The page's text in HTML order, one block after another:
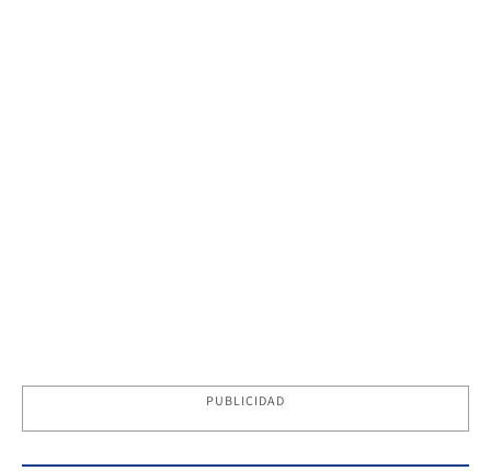
PUBLICIDAD